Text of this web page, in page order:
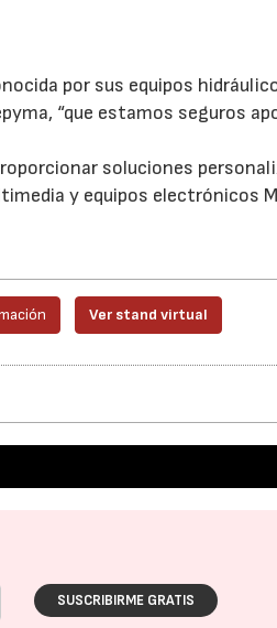
por sus equipos
“que estamos seguros
soluciones
y equipos electrónicos
Ver stand virtual
SUSCRIBIRME GRATIS